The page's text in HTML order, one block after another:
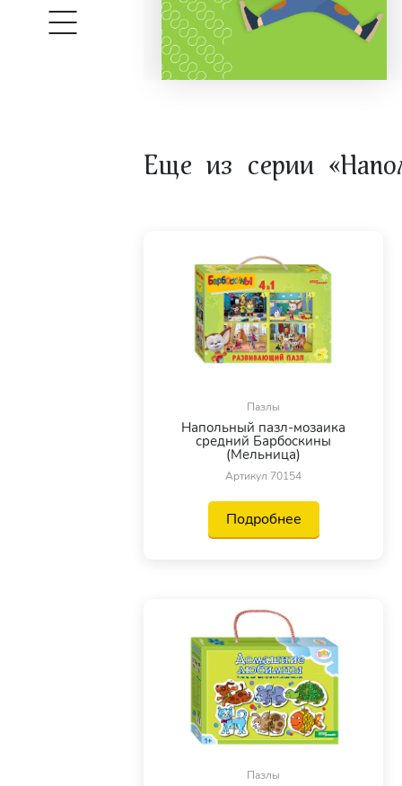
Еще из серии
Пазлы
Напольный пазл-мозаика
средний Барбоскины
(Мельница)
Артикул 70154
Подробнее
Пазлы